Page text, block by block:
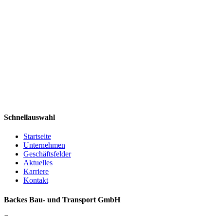
Schnellauswahl
Startseite
Unternehmen
Geschäftsfelder
Aktuelles
Karriere
Kontakt
Backes Bau- und Transport GmbH